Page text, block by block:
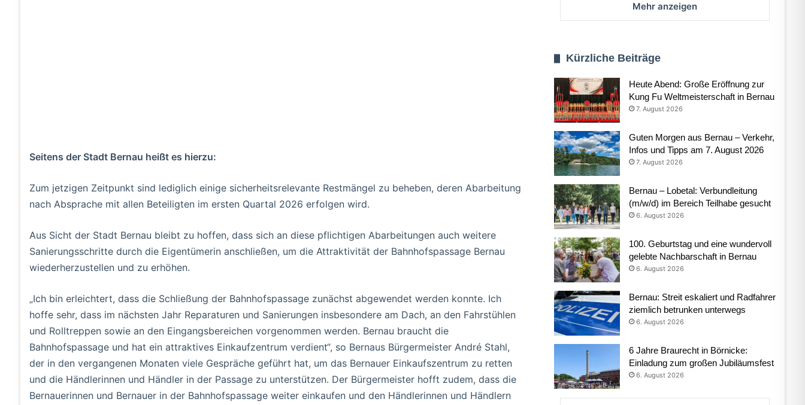
Seitens der Stadt Bernau heißt es hierzu:
Zum jetzigen Zeitpunkt sind lediglich einige sicherheitsrelevante Restmängel zu beheben, deren Abarbeitung
nach Absprache mit allen Beteiligten im ersten Quartal 2026 erfolgen wird.
Aus Sicht der Stadt Bernau bleibt zu hoffen, dass sich an diese pflichtigen Abarbeitungen auch weitere
Sanierungsschritte durch die Eigentümerin anschließen, um die Attraktivität der Bahnhofspassage Bernau
wiederherzustellen und zu erhöhen.
„Ich bin erleichtert, dass die Schließung der Bahnhofspassage zunächst abgewendet werden konnte. Ich
hoffe sehr, dass im nächsten Jahr Reparaturen und Sanierungen insbesondere am Dach, an den Fahrstühlen
und Rolltreppen sowie an den Eingangsbereichen vorgenommen werden. Bernau braucht die
Bahnhofspassage und hat ein attraktives Einkaufzentrum verdient“, so Bernaus Bürgermeister André Stahl,
der in den vergangenen Monaten viele Gespräche geführt hat, um das Bernauer Einkaufszentrum zu retten
und die Händlerinnen und Händler in der Passage zu unterstützen. Der Bürgermeister hofft zudem, dass die
Bernauerinnen und Bernauer in der Bahnhofspassage weiter einkaufen und den Händlerinnen und Händlern
Mehr anzeigen
Kürzliche Beiträge
Heute Abend: Große Eröffnung zur
Kung Fu Weltmeisterschaft in Bernau
7. August 2026
Guten Morgen aus Bernau – Verkehr,
Infos und Tipps am 7. August 2026
7. August 2026
Bernau – Lobetal: Verbundleitung
(m/w/d) im Bereich Teilhabe gesucht
6. August 2026
100. Geburtstag und eine wundervoll
gelebte Nachbarschaft in Bernau
6. August 2026
Bernau: Streit eskaliert und Radfahrer
ziemlich betrunken unterwegs
6. August 2026
6 Jahre Braurecht in Börnicke:
Einladung zum großen Jubiläumsfest
6. August 2026